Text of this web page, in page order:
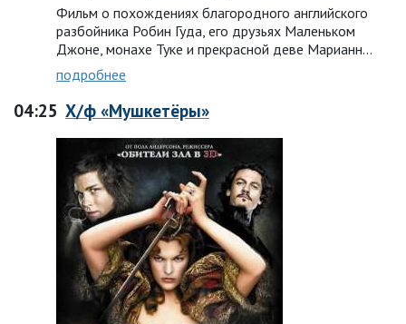
Фильм о похождениях благородного английского
разбойника Робин Гуда, его друзьях Маленьком
Джоне, монахе Туке и прекрасной деве Марианн…
подробнее
04:25 Х/ф «Мушкетёры»